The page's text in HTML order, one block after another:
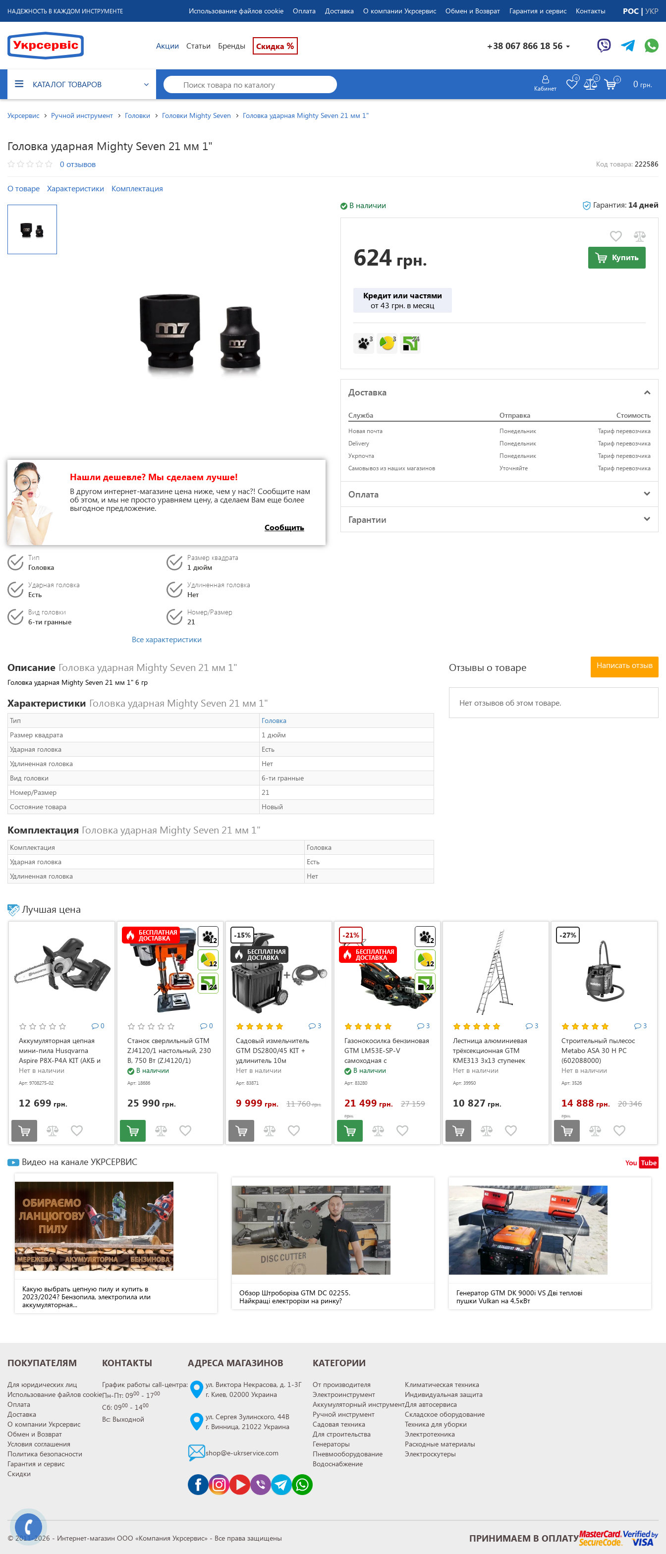
НАДЕЖНОСТЬ В КАЖДОМ ИНСТРУМЕНТЕ Использование файлов cookie Оплата Доставка О компании Укрсервис Обмен и Возврат Гарантия и сервис Контакты РОС УКР
Акции Статьи Бренды Скидка % +38 067 866 18 56
КАТАЛОГ ТОВАРОВ Кабинет
0 0 0 0 грн.
Укрсервис Ручной инструмент Головки Головки Mighty Seven Головка ударная Mighty Seven 21 мм 1"
Головка ударная Mighty Seven 21 мм 1"
0 отзывов Код товара: 222586
О товаре Характеристики Комплектация
Нашли дешевле? Мы сделаем лучше!
В другом интернет-магазине цена ниже, чем у нас?! Сообщите нам
об этом, и мы не просто уравняем цену, а сделаем Вам еще более
выгодное предложение.
Сообщить
Тип
Головка
Размер квадрата
1 дюйм
Ударная головка
Есть
Удлиненная головка
Нет
Вид головки
6-ти гранные
Номер/Размер
21
Все характеристики
В наличии Гарантия: 14 дней
624 грн. Купить
Кредит или частями
от 43 грн. в месяц
3 3 24
Доставка
Служба Отправка Стоимость
Новая почта Понедельник
Тариф перевозчика
Delivery
Понедельник
Тариф перевозчика
Укрпочта
Понедельник
Тариф перевозчика
Самовывоз из наших магазинов
Уточняйте Тариф перевозчика
Оплата
Гарантии
Описание Головка ударная Mighty Seven 21 мм 1"
Головка ударная Mighty Seven 21 мм 1" 6 гр
Характеристики Головка ударная Mighty Seven 21 мм 1"
Тип
Головка
Размер квадрата
1 дюйм
Ударная головка
Есть
Удлиненная головка
Нет
Вид головки
6-ти гранные
Номер/Размер
21
Состояние товара
Новый
Комплектация Головка ударная Mighty Seven 21 мм 1"
Комплектация
Головка
Ударная головка
Есть
Удлиненная головка
Нет
Отзывы о товаре Написать отзыв
Нет отзывов об этом товаре.
Лучшая цена
0
Аккумуляторная цепная
мини-пила Husqvarna
Aspire P8X-P4A KIT (АКБ и
ЗУ) (9708275-02)
Нет в наличии
Арт: 9708275-02
12 699 грн.
12
12
24
БЕСПЛАТНАЯ
ДОСТАВКА
0
Станок сверлильный GTM
ZJ4120/1 настольный, 230
В, 750 Вт (ZJ4120/1)
В наличии
Арт: 18686
25 990 грн.
-15%
БЕСПЛАТНАЯ
ДОСТАВКА
3
Садовый измельчитель
GTM DS2800/45 KIT +
удлинитель 10м
(DS2800/45_KIT+ext.cord)
Нет в наличии
Арт: 83871
9 999 грн. 11 760грн.
12
12
24
-21%
БЕСПЛАТНАЯ
ДОСТАВКА
3
Газонокосилка бензиновая
GTM LM53E-SP-V
самоходная с
электростартером и
регулировкой скорости
В наличии
Арт: 83280
21 499 грн. 27 159
грн.
3
Лестница алюминиевая
трёхсекционная GTM
KME313 3x13 ступенек
3.53-8.93м (KME313)
Нет в наличии
Арт: 39950
10 827 грн.
-27%
3
Строительный пылесос
Metabo ASA 30 H PC
(602088000)
Нет в наличии
Арт: 3526
14 888 грн. 20 346
грн.
Видео на канале УКРСЕРВИС
Какую выбрать цепную пилу и купить в
2023/2024? Бензопила, электропила или
аккумуляторная...
Обзор Штроборіза GTM DC 02255.
Найкращі електрорізи на ринку?
Генератор GTM DK 9000i VS Дві теплові
пушки Vulkan на 4,5кВт
ПОКУПАТЕЛЯМ
Для юридических лиц
Использование файлов cookie
Оплата
Доставка
О компании Укрсервис
Обмен и Возврат
Условия соглашения
Политика безопасности
Гарантия и сервис
Скидки
КОНТАКТЫ
График работы call-центра:
Пн-Пт: 0900 - 1700
Сб: 0900 - 1400
Вс: Выходной
АДРЕСА МАГАЗИНОВ
ул. Виктора Некрасова, д. 1-3Г
г. Киев, 02000 Украина
ул. Сергея Зулинского, 44В
г. Винница, 21022 Украина
shop@e-ukrservice.com
КАТЕГОРИИ
От производителя
Электроинструмент
Аккумуляторный инструмент
Ручной инструмент
Садовая техника
Для строительства
Генераторы
Пневмооборудование
Водоснабжение
Климатическая техника
Индивидуальная защита
Для автосервиса
Складское оборудование
Техника для уборки
Электротехника
Расходные материалы
Электроскутеры
© 2011-2026 - Интернет-магазин ООО «Компания Укрсервис» - Все права защищены ПРИНИМАЕМ В ОПЛАТУ